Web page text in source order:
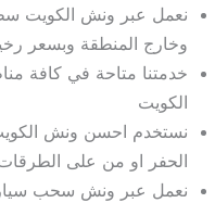
نعمل عبر ونش الكويت
وخارج المنطقة وبسعر
خدمتنا متاحة في كافة
الكويت
نستخدم احسن ونش
الحفر او من على
نعمل عبر ونش سحب